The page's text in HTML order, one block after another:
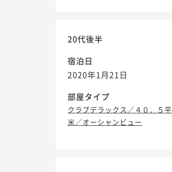
20代後半
宿泊日
2020年1月21日
部屋タイプ
クラブデラックス／４０．５平
米／オーシャンビュー